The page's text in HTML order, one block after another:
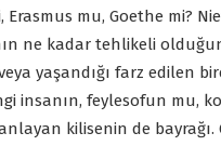
Erasmus mu, Goethe mi?
ne kadar tehlikeli
yaşandığı farz edilen
insanın, feylesofun mu,
kilisenin de